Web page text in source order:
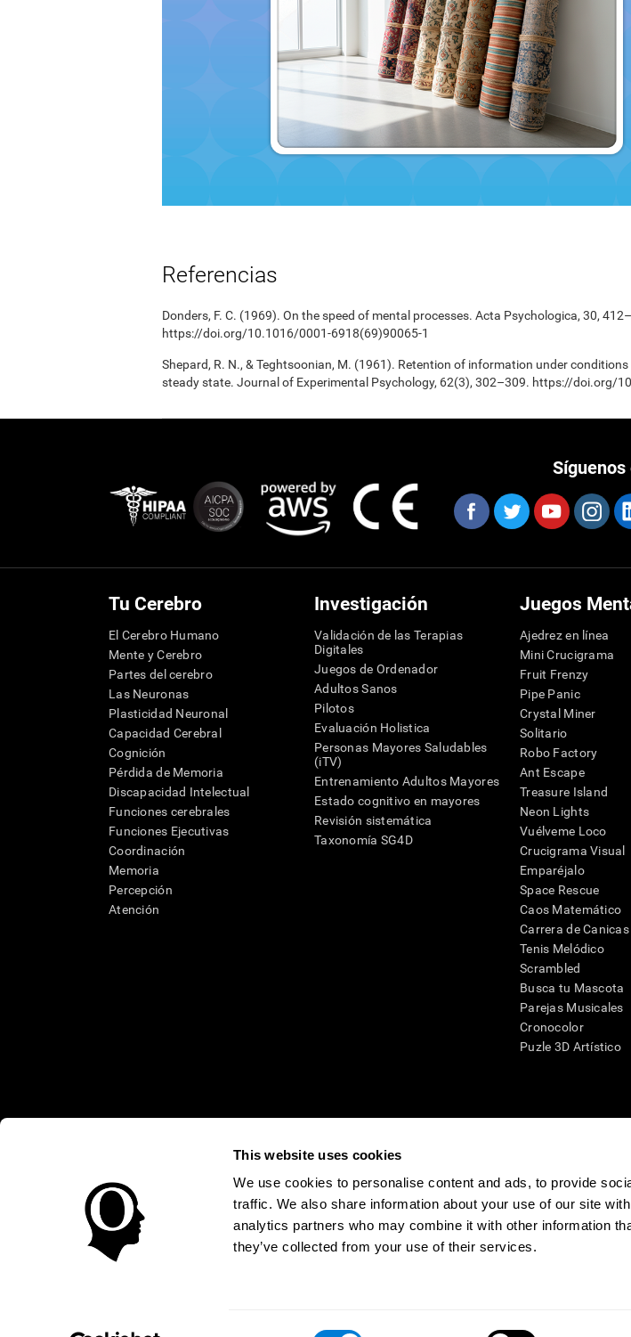
This website uses cookies
We use cookies to personalise content and ads, to provide
traffic. We also share information about your use of our site
analytics partners who may combine it with other information
they’ve collected from your use of their services.
Referencias
Donders, F. C. (1969). On the speed of mental processes. Acta Psychologica, 30,
https://doi.org/10.1016/0001-6918(69)90065-1
Shepard, R. N., & Teghtsoonian, M. (1961). Retention of information under
steady state. Journal of Experimental Psychology, 62(3), 302–309. https://doi.org/
Síguenos
Tu Cerebro
El Cerebro Humano
Mente y Cerebro
Partes del cerebro
Las Neuronas
Plasticidad Neuronal
Capacidad Cerebral
Cognición
Pérdida de Memoria
Discapacidad Intelectual
Funciones cerebrales
Funciones Ejecutivas
Coordinación
Memoria
Percepción
Atención
Investigación
Validación de las Terapias
Digitales
Juegos de Ordenador
Adultos Sanos
Pilotos
Evaluación Holistica
Personas Mayores Saludables
(iTV)
Entrenamiento Adultos Mayores
Estado cognitivo en mayores
Revisión sistemática
Taxonomía SG4D
Juegos
Ajedrez en línea
Mini Crucigrama
Fruit Frenzy
Pipe Panic
Crystal Miner
Solitario
Robo Factory
Ant Escape
Treasure Island
Neon Lights
Vuélveme Loco
Crucigrama Visual
Emparéjalo
Space Rescue
Caos Matemático
Carrera de Canicas
Tenis Melódico
Scrambled
Busca tu Mascota
Parejas Musicales
Cronocolor
Puzle 3D Artístico
* Las evaluaciones de CogniFit están diseñadas para detectar alteraciones y deterioro cognitivo con el fin de
clínico, los resultados de CogniFit (cuando son interpretados por un profesional de la salud cualificado), se pueden
neuropsicológica (por ejemplo, un examen neuropsicológico completo). CogniFit no ofrece directamente un
puede ser realizada por un médico o psicólogo cualificado teniendo en cuenta una amplia gama de posibles
un dispositivo médico certicado por la FDA. El producto puede ser utilizado para estudios de investigación en
uso del producto debe hacerse en los sujetos humanos apropiados conforme al procedimiento dictado por el
sujeto humano nunca no podrán ser, en ningún caso, inferiores a las requeridas para cualquier sujeto de